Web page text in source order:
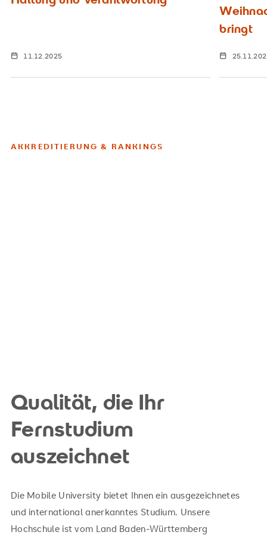
11.12.2025
bringt
AKKREDITIERUNG & RANKINGS
Qualität, die Ihr
Fernstudium
auszeichnet
Die Mobile University bietet Ihnen ein ausgezeichnetes
und international anerkanntes Studium. Unsere
Hochschule ist vom Land Baden-Württemberg